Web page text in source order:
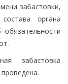
забастовки,
органа
забастовка